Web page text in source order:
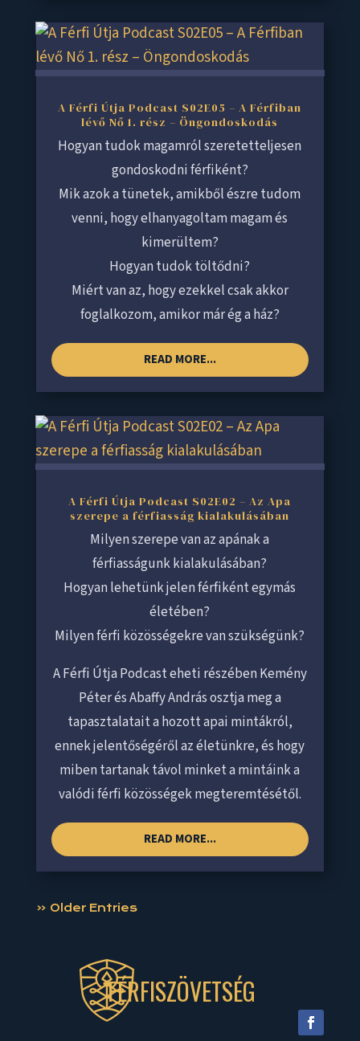
A Férfi Útja Podcast S02E05 – A Férfiban
lévő Nő 1. rész – Öngondoskodás
Hogyan tudok magamról szeretetteljesen
gondoskodni férfiként?
Mik azok a tünetek, amikből észre tudom
venni, hogy elhanyagoltam magam és
kimerültem?
Hogyan tudok töltődni?
Miért van az, hogy ezekkel csak akkor
foglalkozom, amikor már ég a ház?
READ MORE...
A Férfi Útja Podcast S02E02 – Az Apa
szerepe a férfiasság kialakulásában
Milyen szerepe van az apának a
férfiasságunk kialakulásában?
Hogyan lehetünk jelen férfiként egymás
életében?
Milyen férfi közösségekre van szükségünk?
A Férfi Útja Podcast eheti részében Kemény
Péter és Abaffy András osztja meg a
tapasztalatait a hozott apai mintákról,
ennek jelentőségéről az életünkre, és hogy
miben tartanak távol minket a mintáink a
valódi férfi közösségek megteremtésétől.
READ MORE...
« Older Entries
FÉRFISZÖVETSÉG